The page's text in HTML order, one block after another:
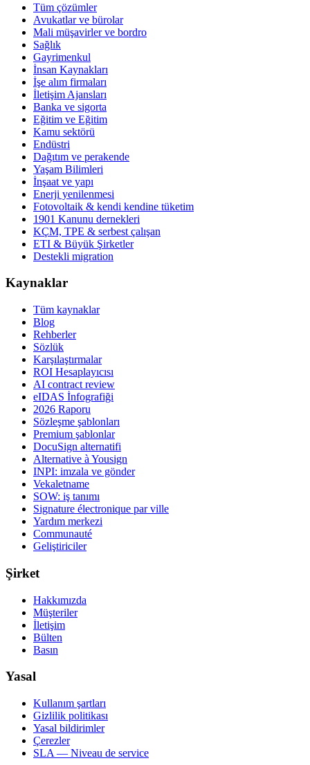
Tüm çözümler
Avukatlar ve bürolar
Mali müşavirler ve bordro
Sağlık
Gayrimenkul
İnsan Kaynakları
İşe alım firmaları
İletişim Ajansları
Banka ve sigorta
Eğitim ve Eğitim
Kamu sektörü
Endüstri
Dağıtım ve perakende
Yaşam Bilimleri
İnşaat ve yapı
Enerji yenilenmesi
Fotovoltaik & kendi kendine tüketim
1901 Kanunu dernekleri
KÇM, TPE & serbest çalışan
ETI & Büyük Şirketler
Destekli migration
Kaynaklar
Tüm kaynaklar
Blog
Rehberler
Sözlük
Karşılaştırmalar
ROI Hesaplayıcısı
AI contract review
eIDAS İnfografiği
2026 Raporu
Sözleşme şablonları
Premium şablonlar
DocuSign alternatifi
Alternative à Yousign
INPI: imzala ve gönder
Vekaletname
SOW: iş tanımı
Signature électronique par ville
Yardım merkezi
Communauté
Geliştiriciler
Şirket
Hakkımızda
Müşteriler
İletişim
Bülten
Basın
Yasal
Kullanım şartları
Gizlilik politikası
Yasal bildirimler
Çerezler
SLA — Niveau de service